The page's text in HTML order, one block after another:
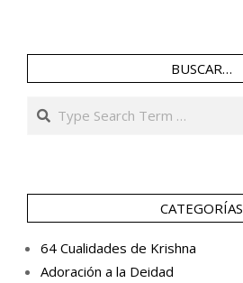
BUSCAR…
Search
CATEGORÍAS
64 Cualidades de Krishna
Adoración a la Deidad